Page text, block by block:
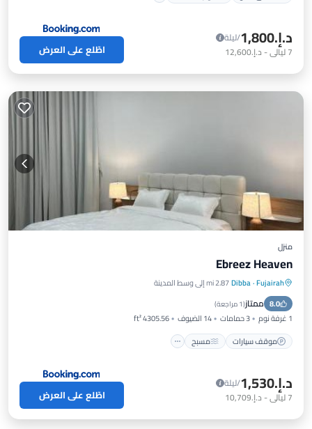
د.إ.‏1,800
/ليلة
7ليالي- د.إ.‏12,600 اطّلع على العرض
منزل
Ebreez Heaven
Fujairah
·
Dibba2.87 mi إلى وسط المدينة
8.0 ممتاز(1 مراجعة )
1 غرفة نوم 3 حمامات 14 الضيوف
4305.56 ft²
موقف سيارات
مسبح
موقف سيارات مسبح
إطلالة
د.إ.‏1,530
/ليلة
7ليالي- د.إ.‏10,709 اطّلع على العرض